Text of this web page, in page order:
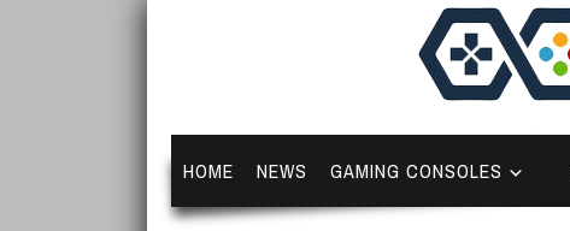
HOME NEWS GAMING CONSOLES